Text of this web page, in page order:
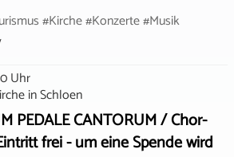
#Kirche #Konzerte #Musik
Uhr
inSchloen
PEDALE CANTORUM / Chor-
frei - um eine Spende wird